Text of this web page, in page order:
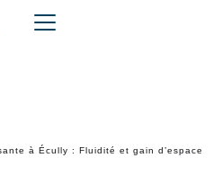
à Écully : Fluidité et gain d’espace